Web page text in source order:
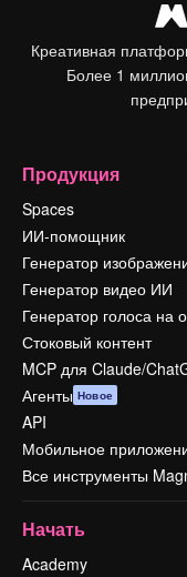
Креативная
Более 1
Продукция
Spaces
ИИ-помощник
Генератор
Генератор видео ИИ
Генератор голоса на
Стоковый контент
MCP для Claude/
Агенты Новое
API
Мобильное
Все инструменты
Начать
Academy